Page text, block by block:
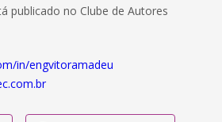
publicado no Clube de Autores
in/engvitoramadeu